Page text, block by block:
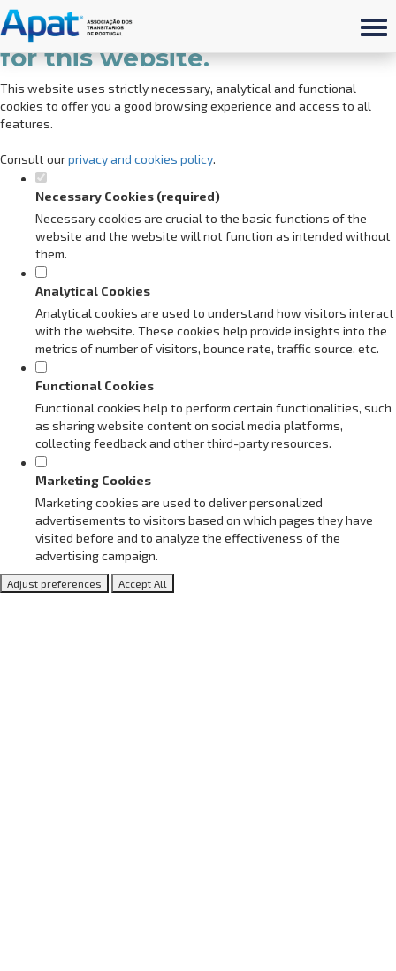
Set your cookie preferences
for this website.
This website uses strictly necessary, analytical and functional
cookies to offer you a good browsing experience and access to all
features.
Consult ourprivacy and cookies policy.
Necessary Cookies (required)
Necessary cookies are crucial to the basic functions of the
website and the website will not function as intended without
them.
Analytical Cookies
Analytical cookies are used to understand how visitors interact
with the website. These cookies help provide insights into the
metrics of number of visitors, bounce rate, traffic source, etc.
Functional Cookies
Functional cookies help to perform certain functionalities, such
as sharing website content on social media platforms,
collecting feedback and other third-party resources.
Marketing Cookies
Marketing cookies are used to deliver personalized
advertisements to visitors based on which pages they have
visited before and to analyze the effectiveness of the
advertising campaign.
Adjust preferences Accept All